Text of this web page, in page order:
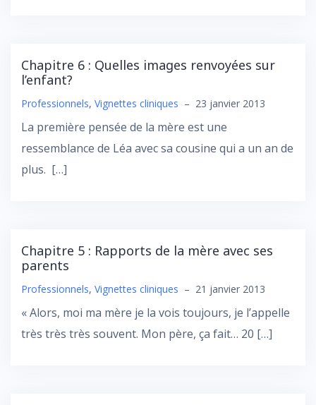
Chapitre 6 : Quelles images renvoyées sur
l’enfant?
Professionnels, Vignettes cliniques – 23 janvier 2013
La première pensée de la mère est une
ressemblance de Léa avec sa cousine qui a un an de
plus. […]
Chapitre 5 : Rapports de la mère avec ses
parents
Professionnels, Vignettes cliniques – 21 janvier 2013
« Alors, moi ma mère je la vois toujours, je l’appelle
très très très souvent. Mon père, ça fait… 20 […]